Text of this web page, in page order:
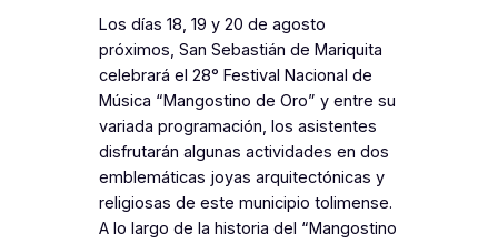
Los días 18, 19 y 20 de agosto
próximos, San Sebastián de Mariquita
celebrará el 28° Festival Nacional de
Música “Mangostino de Oro” y entre su
variada programación, los asistentes
disfrutarán algunas actividades en dos
emblemáticas joyas arquitectónicas y
religiosas de este municipio tolimense.
A lo largo de la historia del “Mangostino